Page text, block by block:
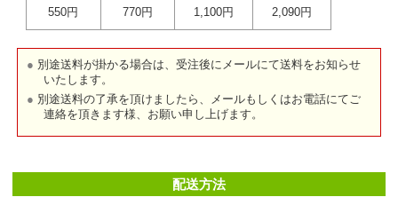
550円 770円 1,100円 2,090円
別途送料が掛かる場合は、受注後にメールにて送料をお知らせ
いたします。
別途送料の了承を頂けましたら、メールもしくはお電話にてご
連絡を頂きます様、お願い申し上げます。
配送方法